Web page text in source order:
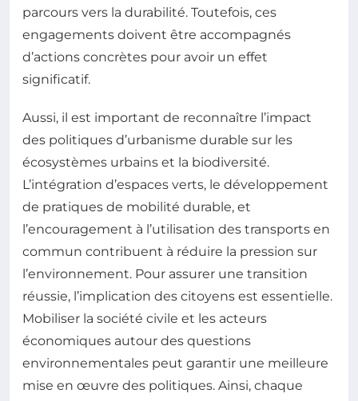
parcours vers la durabilité. Toutefois, ces
engagements doivent être accompagnés
d’actions concrètes pour avoir un effet
significatif.
Aussi, il est important de reconnaître l’impact
des politiques d’urbanisme durable sur les
écosystèmes urbains et la biodiversité.
L’intégration d’espaces verts, le développement
de pratiques de mobilité durable, et
l’encouragement à l’utilisation des transports en
commun contribuent à réduire la pression sur
l’environnement. Pour assurer une transition
réussie, l’implication des citoyens est essentielle.
Mobiliser la société civile et les acteurs
économiques autour des questions
environnementales peut garantir une meilleure
mise en œuvre des politiques. Ainsi, chaque